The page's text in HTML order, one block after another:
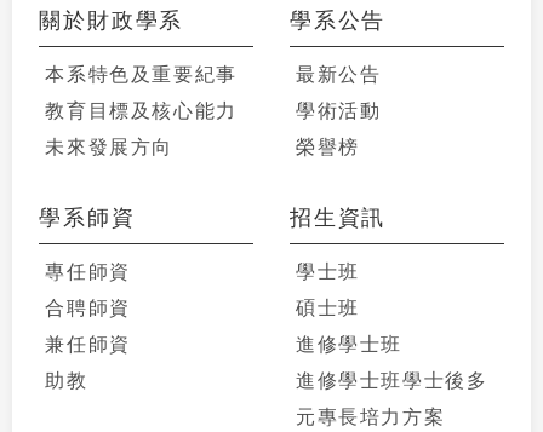
關於財政學系
本系特色及重要紀事
教育目標及核心能力
未來發展方向
學系公告
最新公告
學術活動
榮譽榜
學系師資
專任師資
合聘師資
兼任師資
助教
招生資訊
學士班
碩士班
進修學士班
進修學士班學士後多
元專長培力方案